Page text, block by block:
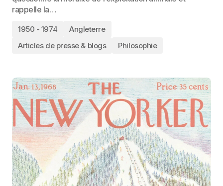
rappelle la…
1950 - 1974
Angleterre
Articles de presse & blogs
Philosophie